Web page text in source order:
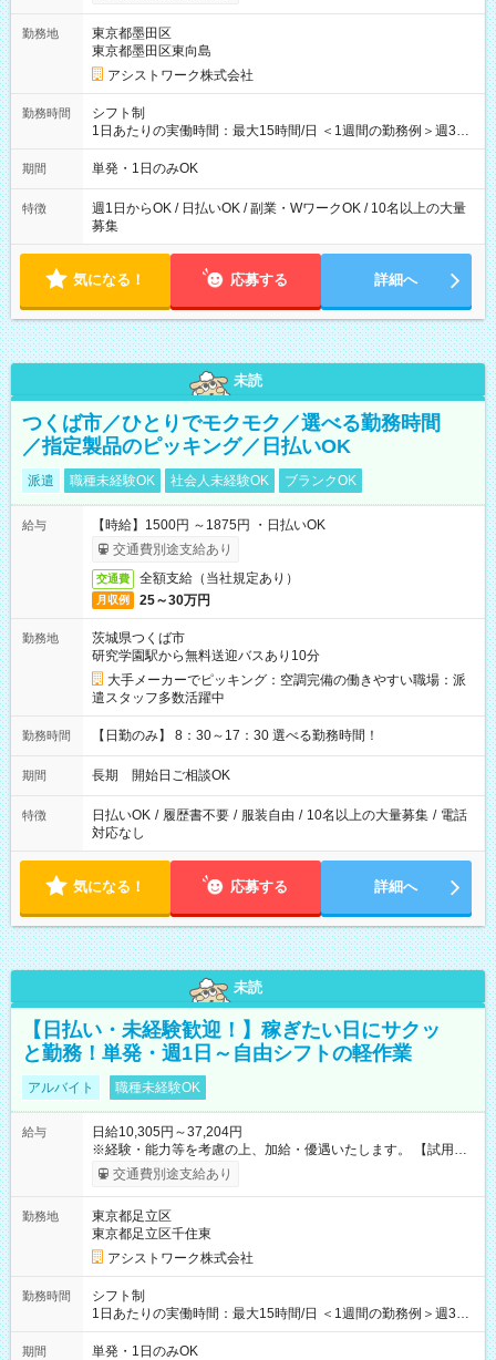
勤務地
東京都墨田区
東京都墨田区東向島
アシストワーク株式会社
勤務時間
シフト制
1日あたりの実働時間：最大15時間/日 ＜1週間の勤務例＞週3回
勤務 勤務：月・水・金 休み：火・木・土・日 好きな時にお仕事
可能です！ ※1日あたりの最大実働時間は日勤、夜勤共に勤務し
期間 単発・1日のみOK
特徴
週1日からOK / 日払いOK / 副業・WワークOK / 10名以上の大量
募集
気になる！ 応募する 詳細へ
未読
つくば市／ひとりでモクモク／選べる勤務時間
／指定製品のピッキング／日払いOK
派遣 職種未経験OK 社会人未経験OK ブランクOK
給与
【時給】1500円 ～1875円 ・日払いOK
交通費別途支給あり
交通費 全額支給（当社規定あり）
月収例 25～30万円
勤務地
茨城県つくば市
研究学園駅から無料送迎バスあり10分
大手メーカーでピッキング：空調完備の働きやすい職場：派
遣スタッフ多数活躍中
勤務時間 【日勤のみ】 8：30～17：30 選べる勤務時間！
期間 長期 開始日ご相談OK
特徴 日払いOK / 履歴書不要 / 服装自由 / 10名以上の大量募集 / 電話
対応なし
気になる！ 応募する 詳細へ
未読
【日払い・未経験歓迎！】稼ぎたい日にサクッ
と勤務！単発・週1日～自由シフトの軽作業
アルバイト 職種未経験OK
給与
日給10,305円～37,204円
※経験・能力等を考慮の上、加給・優遇いたします。 【試用期
間】試用期間なし
交通費別途支給あり
勤務地
東京都足立区
東京都足立区千住東
アシストワーク株式会社
勤務時間
シフト制
1日あたりの実働時間：最大15時間/日 ＜1週間の勤務例＞週3回
勤務 勤務：月・水・金 休み：火・木・土・日 好きな時にお仕事
可能です！ ※1日あたりの最大実働時間は日勤、夜勤共に勤務し
期間 単発・1日のみOK